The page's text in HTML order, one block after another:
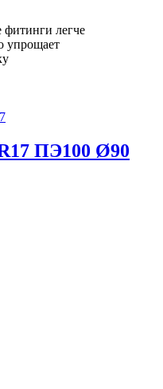
фитинги легче
упрощает
ПЭ100 Ø90